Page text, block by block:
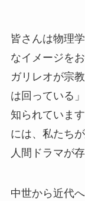
皆さんは物理
なイメージを
ガリレオが宗
は回っている
知られていま
には、私たち
人間ドラマが
中世から近代